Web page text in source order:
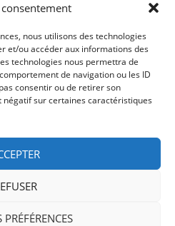
nous utilisons des technologies
et/ou accéder aux informations des
technologies nous permettra de
de navigation ou les ID
consentir ou de retirer son
sur certaines caractéristiques
l'Yser 33800
10:00 -19:00
/ /